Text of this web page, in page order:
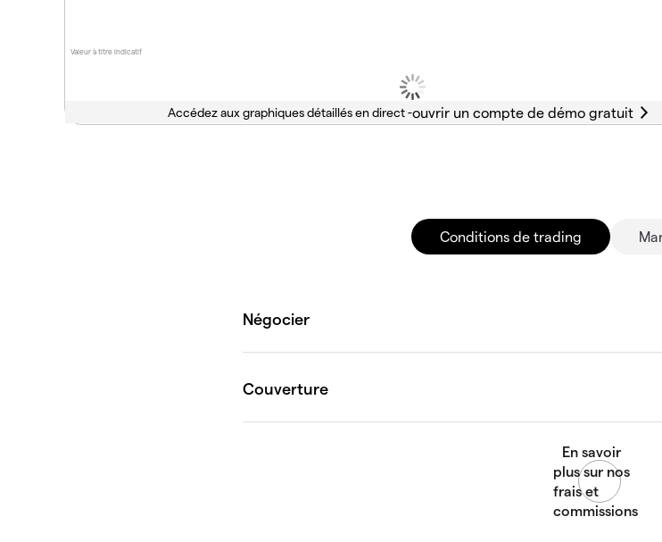
Valeur à titre indicatif
Accédez aux graphiques détaillés en direct -
Conditions de trading